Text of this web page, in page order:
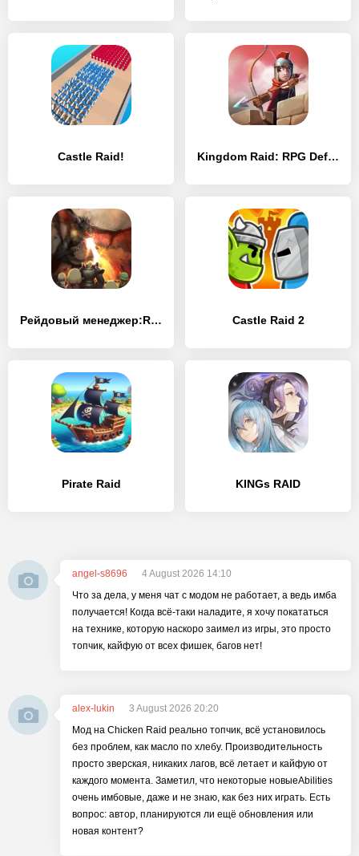
Castle Raid! Kingdom Raid: RPG Defense
Рейдовый менеджер:Raid Manager Castle Raid 2
Pirate Raid KINGs RAID
angel-s8696
4 August 2026 14:10
Что за дела, у меня чат с модом не работает, а ведь имба
получается! Когда всё-таки наладите, я хочу покататься
на технике, которую наскоро заимел из игры, это просто
топчик, кайфую от всех фишек, багов нет!
alex-lukin
3 August 2026 20:20
Мод на Chicken Raid реально топчик, всё установилось
без проблем, как масло по хлебу. Производительность
просто зверская, никаких лагов, всё летает и кайфую от
каждого момента. Заметил, что некоторые новыеAbilities
очень имбовые, даже и не знаю, как без них играть. Есть
вопрос: автор, планируются ли ещё обновления или
новая контент?